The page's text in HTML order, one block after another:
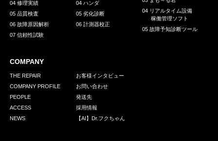
04 修理実績
05 品質検査
06 故障原因解析
07 信頼性試験
04 ハンダ
05 劣化診断
06 計測器校正
04 リアルタイム設備
稼働管理ソフト
05 故障予知診断ツール
COMPANY
THE REPAIR
COMPANY PROFILE
PEOPLE
ACCESS
NEWS
お客様インタビュー
お問い合わせ
発送先
採用情報
【AI】Dr.フクちゃん